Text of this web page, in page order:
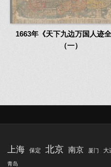
1663年《天下九边万国人迹全
（一）
页
上海 保定 北京 南京 厦门 大
青岛